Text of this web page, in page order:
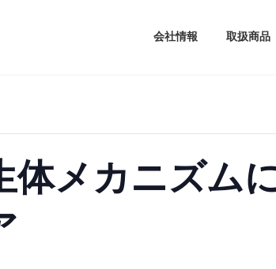
会社情報 取扱商品
体メカニズム